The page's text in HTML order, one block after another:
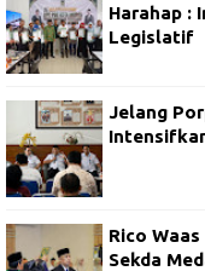
Harahap :
Legislatif
Jelang
Rico
Sekda